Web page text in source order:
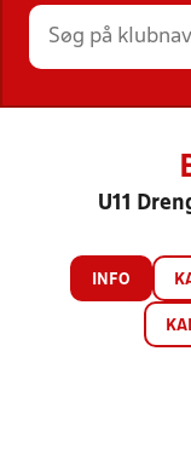
U11
INFO